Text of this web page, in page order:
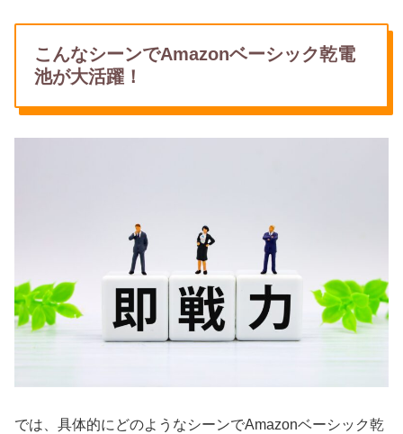
こんなシーンでAmazonベーシック乾電
池が大活躍！
では、具体的にどのようなシーンでAmazonベーシック乾